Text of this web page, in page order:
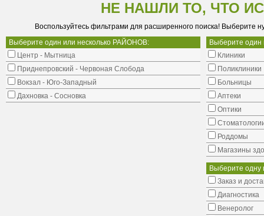
НЕ НАШЛИ ТО, ЧТО
Воспользуйтесь фильтрами для расширенного поиска! Выберите
Выберите один или несколько РАЙОНОВ:
Центр - Мытница
Приднепровский - Червоная Слобода
Вокзал - Юго-Западный
Дахновка - Сосновка
Выберите
Клиники
Поликлиники
Больницы
Аптеки
Оптики
Роддомы
Магазины
Выберите одну
Заказ и
Диагностика
Венеролог